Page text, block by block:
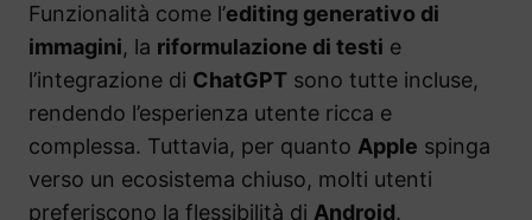
Funzionalità come l’editing generativo di
immagini, la riformulazione di testi e
l’integrazione di ChatGPT sono tutte incluse,
rendendo l’esperienza utente ricca e
complessa. Tuttavia, per quanto Apple spinga
verso un ecosistema chiuso, molti utenti
preferiscono la flessibilità di Android.